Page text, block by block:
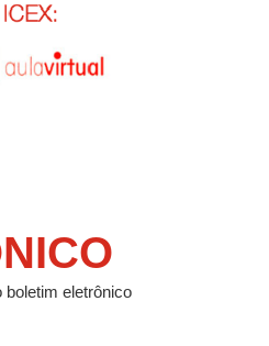
boletim eletrônico